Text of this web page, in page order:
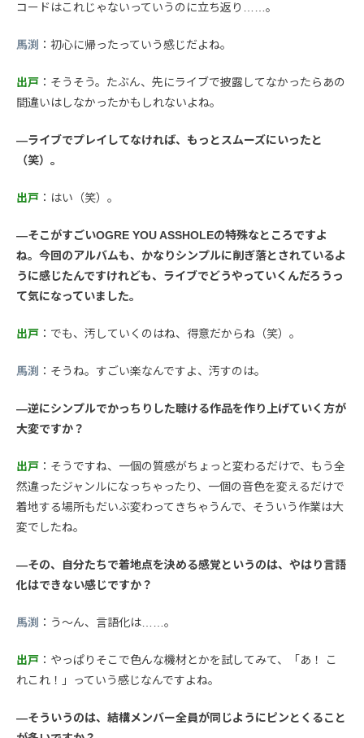
コードはこれじゃないっていうのに立ち返り……。
馬渕 ：初心に帰ったっていう感じだよね。
出戸 ：そうそう。たぶん、先にライブで披露してなかったらあの
間違いはしなかったかもしれないよね。
—ライブでプレイしてなければ、もっとスムーズにいったと
（笑）。
出戸 ：はい（笑）。
—そこがすごいOGRE YOU ASSHOLEの特殊なところですよ
ね。今回のアルバムも、かなりシンプルに削ぎ落とされているよ
うに感じたんですけれども、ライブでどうやっていくんだろうっ
て気になっていました。
出戸 ：でも、汚していくのはね、得意だからね（笑）。
馬渕 ：そうね。すごい楽なんですよ、汚すのは。
—逆にシンプルでかっちりした聴ける作品を作り上げていく方が
大変ですか？
出戸 ：そうですね、一個の質感がちょっと変わるだけで、もう全
然違ったジャンルになっちゃったり、一個の音色を変えるだけで
着地する場所もだいぶ変わってきちゃうんで、そういう作業は大
変でしたね。
—その、自分たちで着地点を決める感覚というのは、やはり言語
化はできない感じですか？
馬渕 ：う〜ん、言語化は……。
出戸 ：やっぱりそこで色んな機材とかを試してみて、「あ！ こ
れこれ！」っていう感じなんですよね。
—そういうのは、結構メンバー全員が同じようにピンとくること